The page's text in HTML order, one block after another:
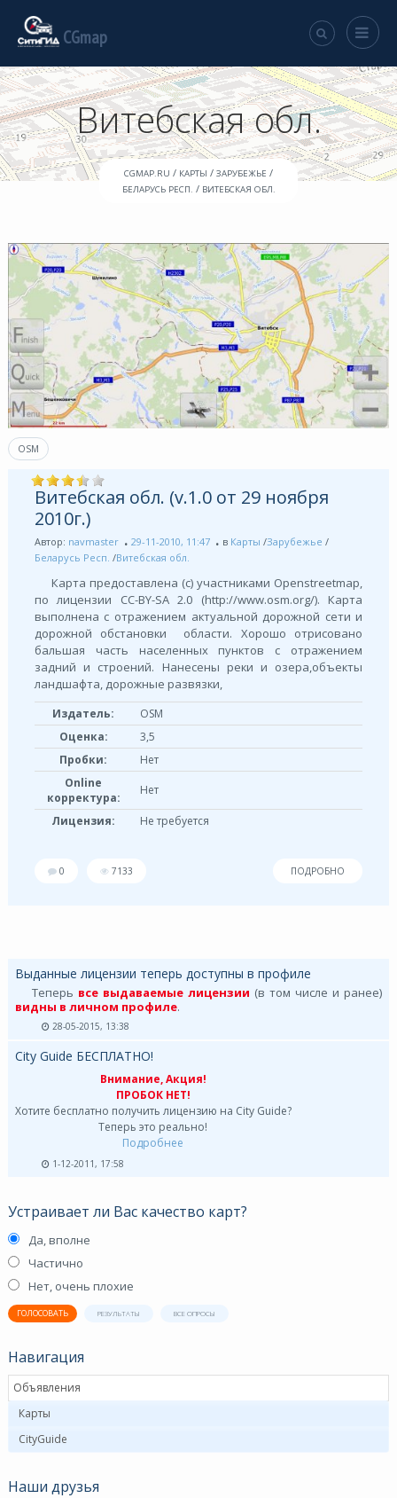
CGmap
Витебская обл.
CGMAP.RU / КАРТЫ / ЗАРУБЕЖЬЕ /
БЕЛАРУСЬ РЕСП. / ВИТЕБСКАЯ ОБЛ.
OSM
Витебская обл. (v.1.0 от 29 ноября
2010г.)
Автор: navmaster 29-11-2010, 11:47 в Карты /Зарубежье /
Беларусь Респ. /Витебская обл.
Карта предоставлена (с) участниками Openstreetmap,
по лицензии СС-BY-SA 2.0 (http://www.osm.org/). Карта
выполнена с отражением актуальной дорожной сети и
дорожной обстановки области. Хорошо отрисовано
бальшая часть населенных пунктов с отражением
задний и строений. Нанесены реки и озера,объекты
ландшафта, дорожные развязки,
Издатель:
OSM
Оценка:
3,5
Пробки:
Нет
Online
корректура:
Нет
Лицензия: Не требуется
0 7133 ПОДРОБНО
Выданные лицензии теперь доступны в профиле
Теперь все выдаваемые лицензии (в том числе и ранее)
видны в личном профиле.
28-05-2015, 13:38
City Guide БЕСПЛАТНО!
Внимание, Акция!
ПРОБОК НЕТ!
Хотите бесплатно получить лицензию на City Guide?
Теперь это реально!
Подробнее
1-12-2011, 17:58
Устраивает ли Вас качество карт?
Да, вполне
Частично
Нет, очень плохие
ГОЛОСОВАТЬ РЕЗУЛЬТАТЫ ВСЕ ОПРОСЫ
Навигация
Объявления
Карты
CityGuide
Наши друзья